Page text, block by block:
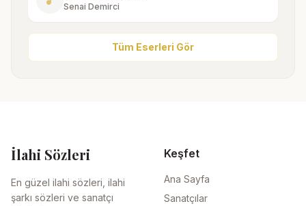
Senai Demirci
Tüm Eserleri Gör
İlahi Sözleri
En güzel ilahi sözleri, ilahi
şarkı sözleri ve sanatçı
Keşfet
Ana Sayfa
Sanatçılar